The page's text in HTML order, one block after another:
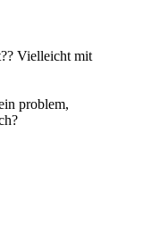
Vielleicht mit
problem,